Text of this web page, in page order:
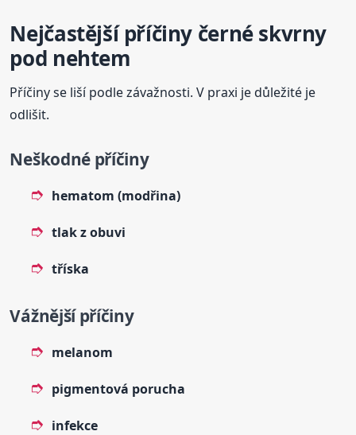
Nejčastější příčiny černé skvrny
pod nehtem
Příčiny se liší podle závažnosti. V praxi je důležité je
odlišit.
Neškodné příčiny
hematom (modřina)
tlak z obuvi
tříska
Vážnější příčiny
melanom
pigmentová porucha
infekce